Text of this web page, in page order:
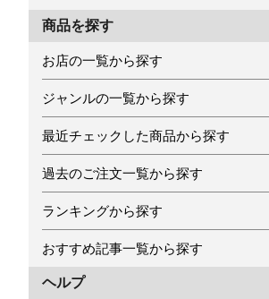
商品を探す
お店の一覧から探す
ジャンルの一覧から探す
最近チェックした商品から探す
過去のご注文一覧から探す
ランキングから探す
おすすめ記事一覧から探す
ヘルプ